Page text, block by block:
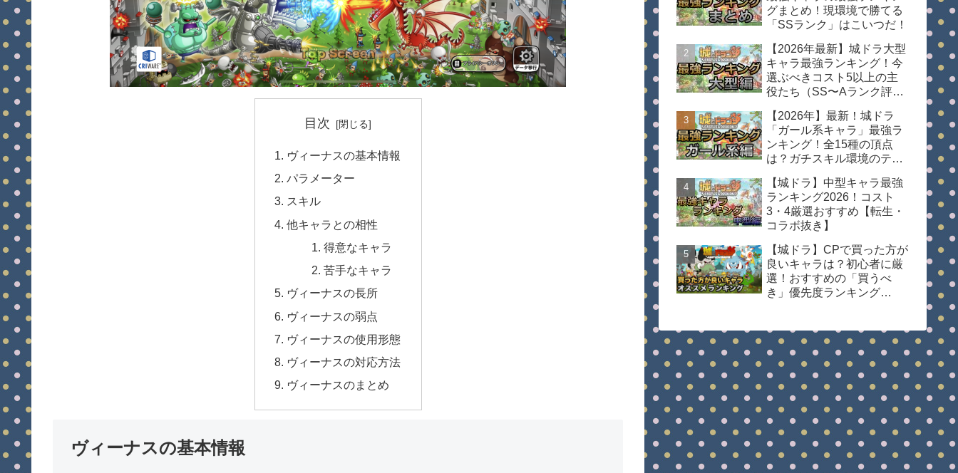
目次
ヴィーナスの基本情報
パラメーター
スキル
他キャラとの相性
得意なキャラ
苦手なキャラ
ヴィーナスの長所
ヴィーナスの弱点
ヴィーナスの使用形態
ヴィーナスの対応方法
ヴィーナスのまとめ
ヴィーナスの基本情報
グまとめ！現環境で勝てる
「SSランク」はこいつだ！
【2026年最新】城ドラ大型
キャラ最強ランキング！今
選ぶべきコスト5以上の主
役たち（SS〜Aランク評
【2026年】最新！城ドラ
「ガール系キャラ」最強ラ
ンキング！全15種の頂点
は？ガチスキル環境のティ
【城ドラ】中型キャラ最強
ランキング2026！コスト
3・4厳選おすすめ【転生・
コラボ抜き】
【城ドラ】CPで買った方が
良いキャラは？初心者に厳
選！おすすめの「買うべ
き」優先度ランキング